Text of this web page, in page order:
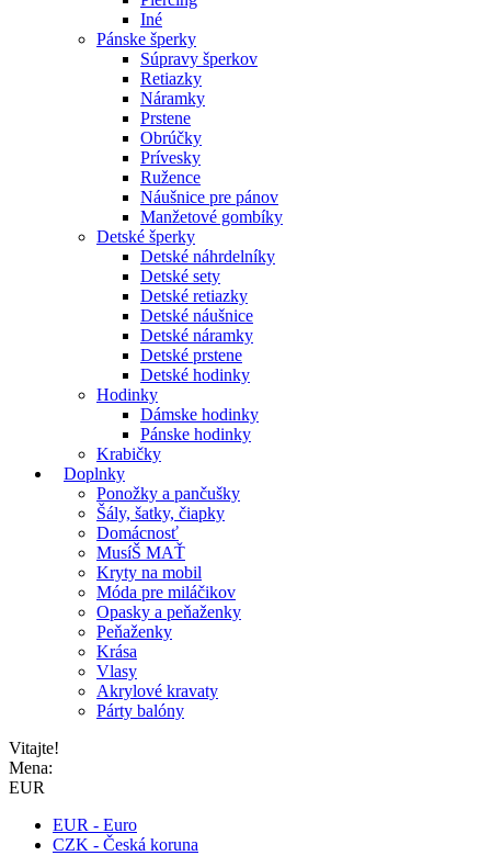
Iné
Pánske šperky
Súpravy šperkov
Retiazky
Náramky
Prstene
Obrúčky
Prívesky
Ružence
Náušnice pre pánov
Manžetové gombíky
Detské šperky
Detské náhrdelníky
Detské sety
Detské retiazky
Detské náušnice
Detské náramky
Detské prstene
Detské hodinky
Hodinky
Dámske hodinky
Pánske hodinky
Krabičky
Doplnky
Ponožky a pančušky
Šály, šatky, čiapky
Domácnosť
MusíŠ MAŤ
Kryty na mobil
Móda pre miláčikov
Opasky a peňaženky
Peňaženky
Krása
Vlasy
Akrylové kravaty
Párty balóny
Vitajte!
Mena:
EUR
EUR - Euro
CZK - Česká koruna